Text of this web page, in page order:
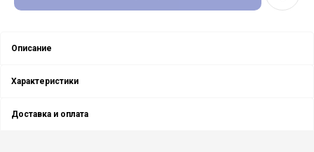
Описание
Характеристики
Доставка и оплата